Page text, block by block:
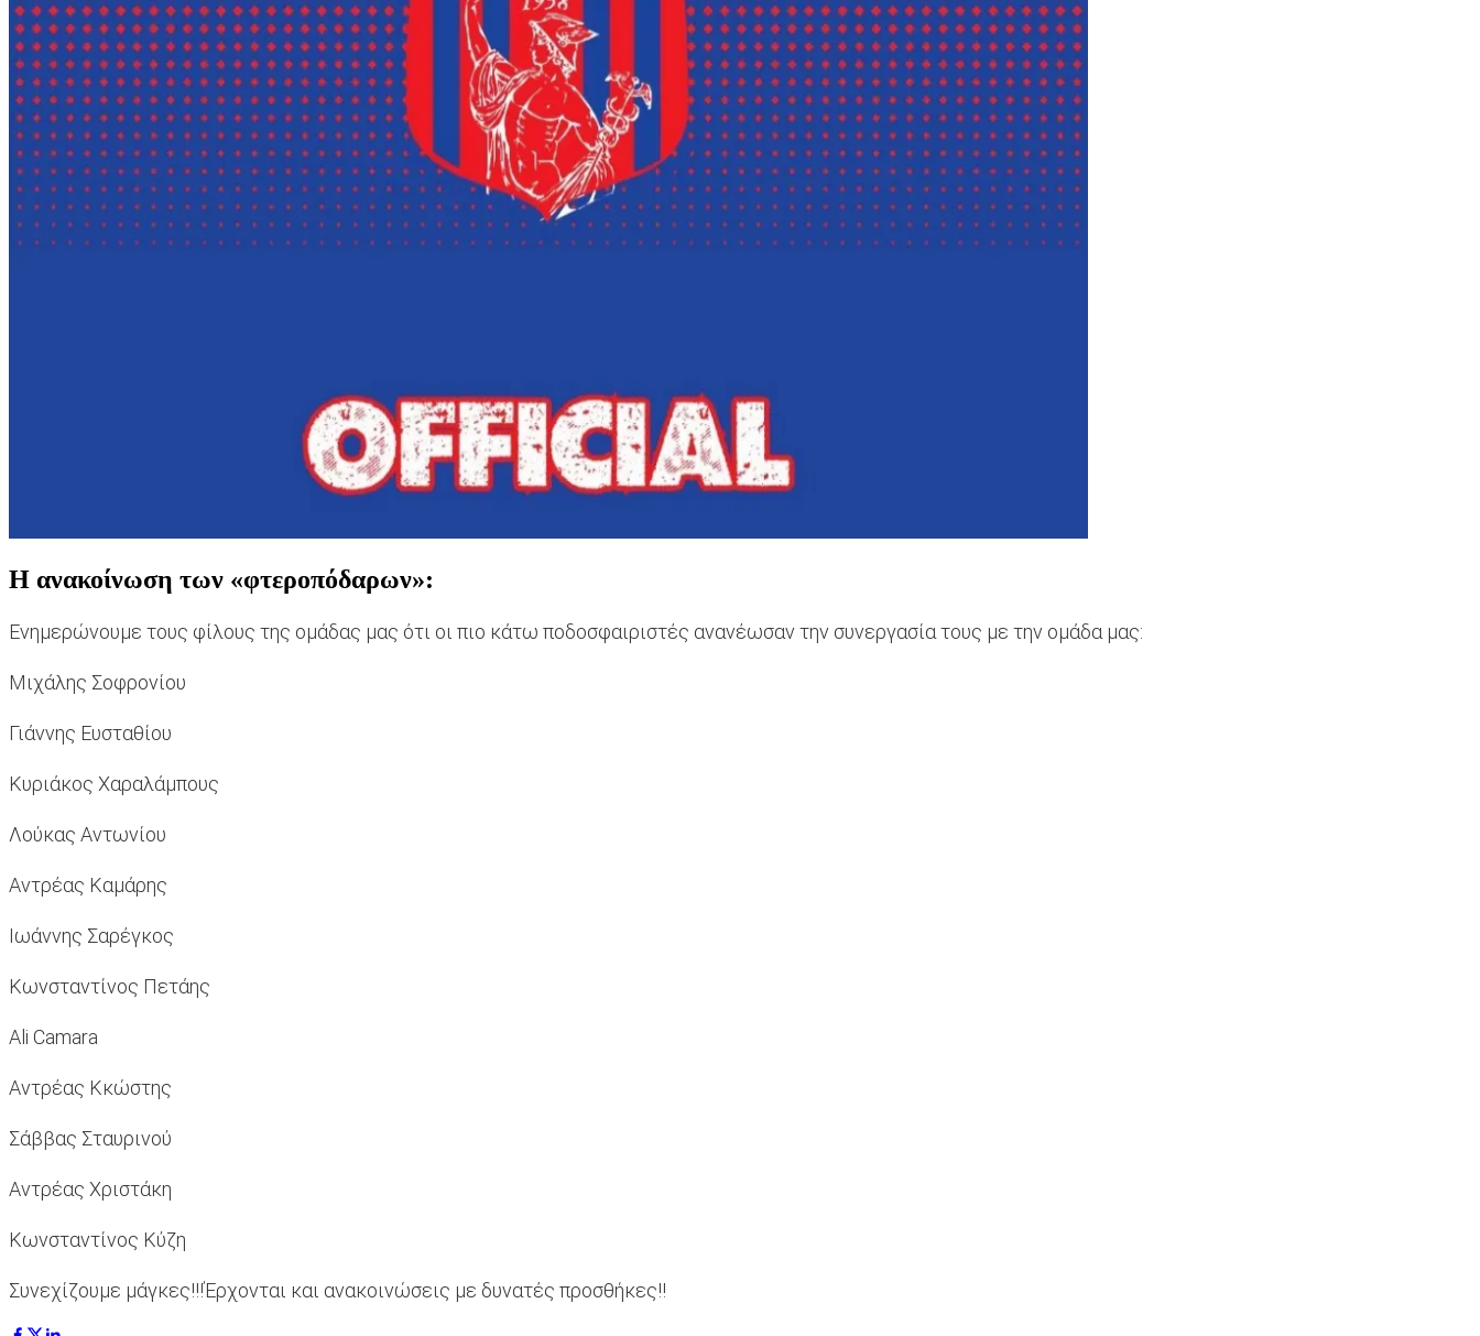
Η ανακοίνωση των «φτεροπόδαρων»:
Ενημερώνουμε τους φίλους της ομάδας μας ότι οι πιο κάτω ποδοσφαιριστές ανανέωσαν την συνεργασία τους με την ομάδα μας:
Μιχάλης Σοφρονίου
Γιάννης Ευσταθίου
Κυριάκος Χαραλάμπους
Λούκας Αντωνίου
Αντρέας Καμάρης
Ιωάννης Σαρέγκος
Κωνσταντίνος Πετάης
Ali Camara
Αντρέας Κκώστης
Σάββας Σταυρινού
Αντρέας Χριστάκη
Κωνσταντίνος Κύζη
Συνεχίζουμε μάγκες!!!Έρχονται και ανακοινώσεις με δυνατές προσθήκες!!